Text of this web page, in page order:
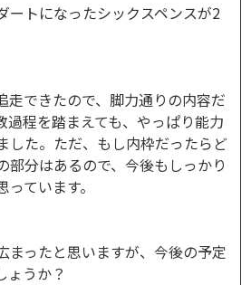
ートになったシックスペンスが2
走できたので、脚力通りの内容だ
過程を踏まえても、やっぱり能力
した。ただ、もし内枠だったらど
部分はあるので、今後もしっかり
ています。
まったと思いますが、今後の予定
ょうか？